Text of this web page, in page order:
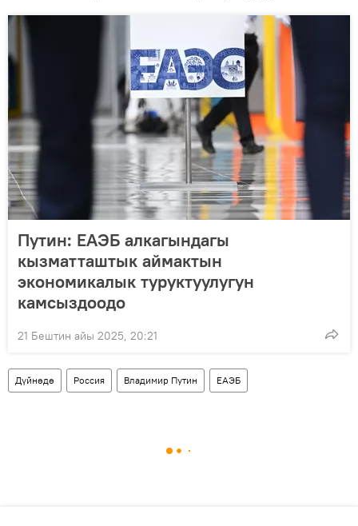
Путин: ЕАЭБ алкагындагы
кызматташтык аймактын
экономикалык туруктуулугун
камсыздоодо
21 Бештин айы 2025, 20:21
Дүйнөдө Россия Владимир Путин ЕАЭБ